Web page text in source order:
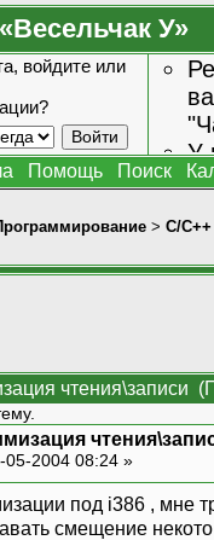
У»
войдите или
У
Помощь Поиск
> C/C++
чтения\записи
05-2004 08:24 »
под i386 , мне
смещение